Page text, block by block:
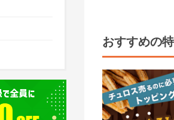
おすすめの